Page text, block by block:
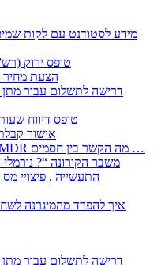
טופס ירוק (רש”ל 18) בקשה להוצאת
2352 – הצעת
2356 – טופס
2357 –
– לבעלי עסקים ובעולם העבודה EMDR מה הקשר בין חסמים …
– משבר הקורונה “? נורמלי החדש ”